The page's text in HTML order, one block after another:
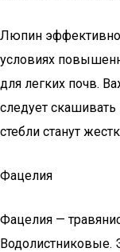
Люпин эффективно
условиях
для легких почв.
следует скашивать
стебли станут
Фацелия
Фацелия —
Водолистниковые.